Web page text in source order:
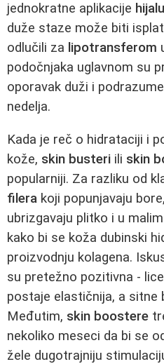
jednokratne aplikacije
duže staze može biti
odlučili za lipotransferom
podočnjaka uglavnom su
oporavak duži i
nedelja.
Kada je reč o hidrataciji i
kože, skin busteri ili skin
popularniji. Za razliku od
filera koji popunjavaju bore,
ubrizgavaju plitko i u
kako bi se koža dubinski
proizvodnju kolagena.
su pretežno pozitivna -
postaje elastičnija, a sitne
Međutim, skin boostere
nekoliko meseci da bi se
žele dugotrajniju